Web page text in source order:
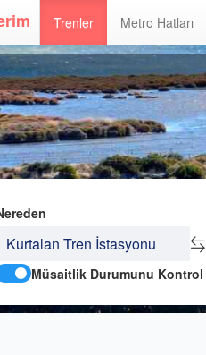
Trenler Metro Hatları
Müsaitlik Durumunu Kontrol